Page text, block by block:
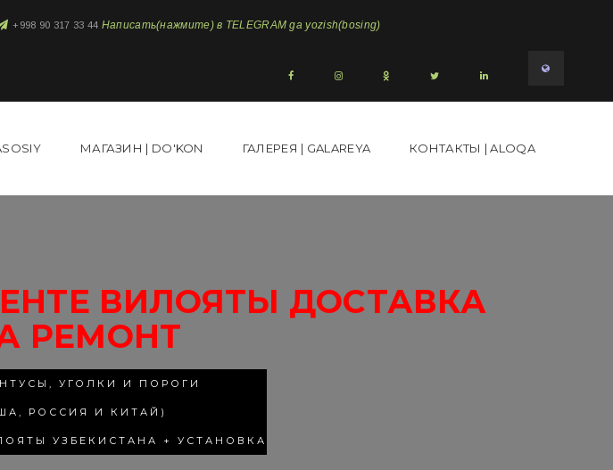
+998 90 317 33 44 Написать(нажмите) в TELEGRAM ga yozish(bosing)
МАГАЗИН | DO'KON ГАЛЕРЕЯ | GALAREYA КОНТАКТЫ | ALOQA
ВИЛОЯТЫ ДОСТАВКА
РЕМОНТ
УГОЛКИ И ПОРОГИ
РОССИЯ И КИТАЙ)
УЗБЕКИСТАНА + УСТАНОВКА